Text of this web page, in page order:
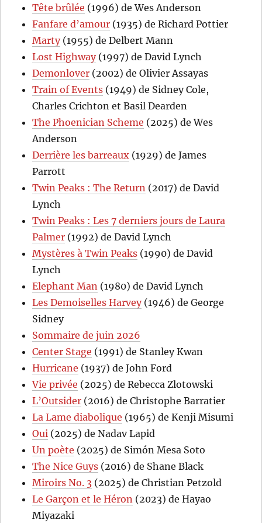
Tête brûlée (1996) de Wes Anderson
Fanfare d’amour (1935) de Richard Pottier
Marty(1955) de Delbert Mann
Lost Highway(1997) de David Lynch
Demonlover (2002) de Olivier Assayas
Train of Events (1949) de Sidney Cole,
Charles Crichton et Basil Dearden
The Phoenician Scheme (2025) de Wes
Anderson
Derrière les barreaux (1929) de James
Parrott
Twin Peaks : The Return (2017) de David
Lynch
Twin Peaks : Les 7 derniers jours de Laura
Palmer (1992) de David Lynch
Mystères à Twin Peaks (1990) de David
Lynch
Elephant Man (1980) de David Lynch
Les Demoiselles Harvey(1946) de George
Sidney
Sommaire de juin 2026
Center Stage (1991) de Stanley Kwan
Hurricane (1937) de John Ford
Vie privée (2025) de Rebecca Zlotowski
L’Outsider (2016) de Christophe Barratier
La Lame diabolique (1965) de Kenji Misumi
Oui (2025) de Nadav Lapid
Un poète (2025) de Simón Mesa Soto
The Nice Guys (2016) de Shane Black
Miroirs No. 3 (2025) de Christian Petzold
Le Garçon et le Héron (2023) de Hayao
Miyazaki